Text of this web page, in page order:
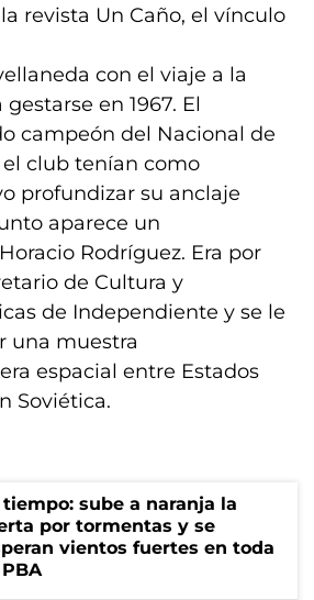
revista Un Caño, el vínculo
con el viaje a la
en 1967. El
campeón del Nacional de
el club tenían como
profundizar su anclaje
aparece un
Rodríguez. Era por
de Cultura y
de Independiente y se le
una muestra
espacial entre Estados
Soviética.
tiempo: sube a naranja la
por tormentas y se
vientos fuertes en toda